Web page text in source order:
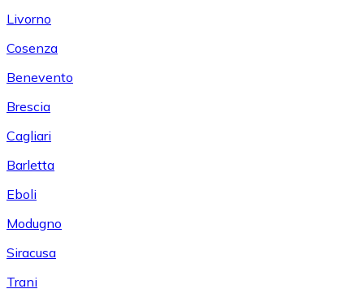
Livorno
Cosenza
Benevento
Brescia
Cagliari
Barletta
Eboli
Modugno
Siracusa
Trani